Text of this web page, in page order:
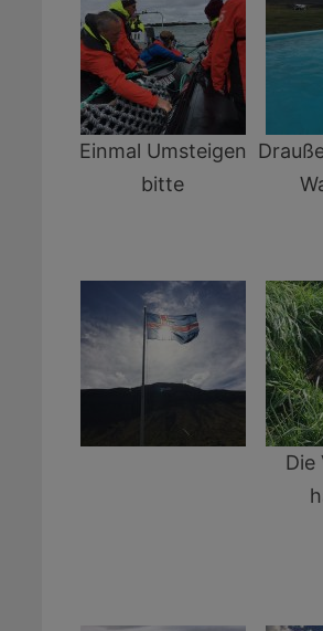
Einmal Umsteigen
bitte
Die